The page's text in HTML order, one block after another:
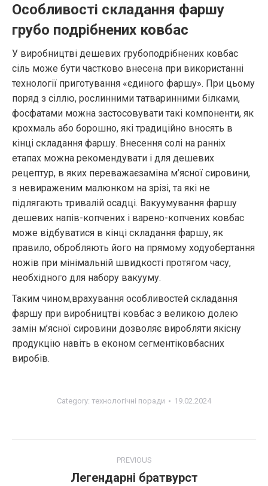
Особливості складання фаршу
грубо подрібнених ковбас
У виробництві дешевих грубоподрібнених ковбас
сіль може бути частково внесена при використанні
технології приготування «єдиного фаршу». При цьому
поряд з сіллю, рослинними татваринними білками,
фосфатами можна застосовувати такі компоненти, як
крохмаль або борошно, які традиційно вносять в
кінці складання фаршу. Внесення солі на ранніх
етапах можна рекомендувати і для дешевих
рецептур, в яких переважаєзаміна м’ясної сировини,
з невираженим малюнком на зрізі, та які не
підлягають тривалій осадці. Вакуумування фаршу
дешевих напів-копчених і варено-копчених ковбас
може відбуватися в кінці складання фаршу, як
правило, обробляють його на прямому ходуобертання
ножів при мінімальній швидкості протягом часу,
необхідного для набору вакууму.
Таким чином,врахування особливостей складання
фаршу при виробництві ковбас з великою долею
замін м’ясної сировини дозволяє виробляти якісну
продукцію навіть в економ сегментіковбасних
виробів.
Category: технологічні поради 19.02.2024
PREVIOUS
Легендарні братвурст